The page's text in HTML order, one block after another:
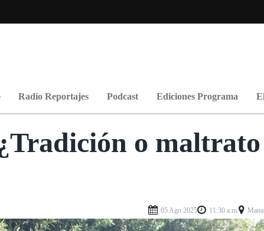
Radio Reportajes Podcast Ediciones Programa
o maltrato
05 Ago 2025 11:30 a.m.